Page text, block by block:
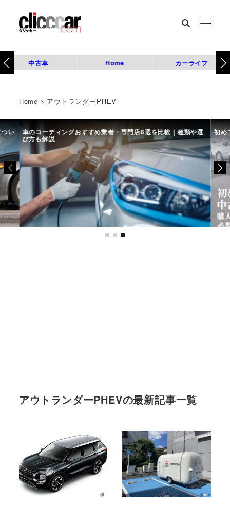
中古車 Home カーライフ
Home > アウトランダーPHEV
い 車のコーティングおすすめ業者・専門店8選を比較｜種類や選
び方も解説
初め
アウトランダーPHEVの最新記事一覧